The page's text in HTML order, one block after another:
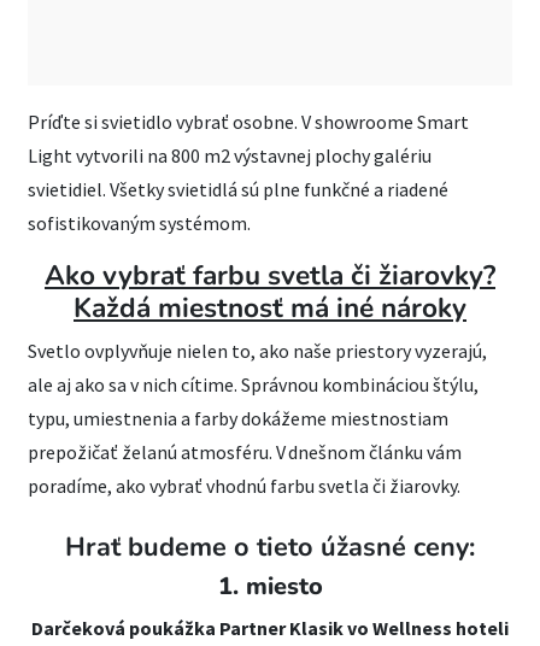
Príďte si svietidlo vybrať osobne. V showroome Smart
Light vytvorili na 800 m2 výstavnej plochy galériu
svietidiel. Všetky svietidlá sú plne funkčné a riadené
sofistikovaným systémom.
Ako vybrať farbu svetla či žiarovky?
Každá miestnosť má iné nároky
Svetlo ovplyvňuje nielen to, ako naše priestory vyzerajú,
ale aj ako sa v nich cítime. Správnou kombináciou štýlu,
typu, umiestnenia a farby dokážeme miestnostiam
prepožičať želanú atmosféru. V dnešnom článku vám
poradíme, ako vybrať vhodnú farbu svetla či žiarovky.
Hrať budeme o tieto úžasné ceny:
1. miesto
Darčeková poukážka Partner Klasik vo Wellness hoteli